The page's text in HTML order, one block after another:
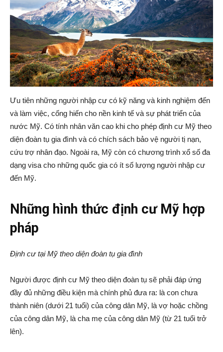
Global
Group
(VKG)
Ưu tiên những người nhập cư có kỹ năng và kinh nghiệm đến
và làm việc, cống hiến cho nền kinh tế và sự phát triển của
nước Mỹ. Có tính nhân văn cao khi cho phép định cư Mỹ theo
diện đoàn tụ gia đình và có chích sách bảo vệ người tị nạn,
cứu trợ nhân đạo. Ngoài ra, Mỹ còn có chương trình xổ số đa
dạng visa cho những quốc gia có ít số lượng người nhập cư
đến Mỹ.
Những hình thức định cư Mỹ hợp
pháp
Định cư tại Mỹ theo diện đoàn tụ gia đình
Người được định cư Mỹ theo diện đoàn tụ sẽ phải đáp ứng
đầy đủ những điều kiện mà chính phủ đưa ra: là con chưa
thành niên (dưới 21 tuổi) của công dân Mỹ, là vợ hoặc chồng
của công dân Mỹ, là cha mẹ của công dân Mỹ (từ 21 tuổi trở
lên).